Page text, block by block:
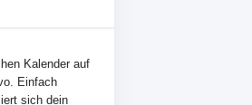
Kalender auf
Einfach
sich dein